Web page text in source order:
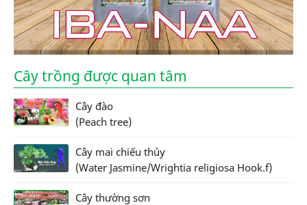
Cây trồng được quan tâm
Cây đào
(Peach tree)
Cây mai chiếu thủy
(Water Jasmine/Wrightia religiosa Hook.f)
Cây thường sơn